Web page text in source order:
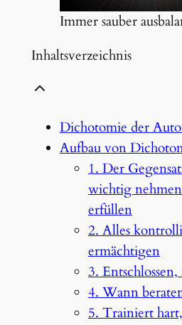
Immer sauber
Inhaltsverzeichnis
Dichotomie der
Aufbau von
1. Der
wichtig
erfüllen
2. Alles
ermächtigen
3.
4. Wann
5. Trainiert